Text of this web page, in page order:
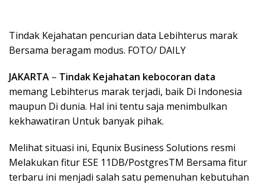
Tindak Kejahatan pencurian data Lebihterus marak
Bersama beragam modus. FOTO/ DAILY
JAKARTA – Tindak Kejahatan kebocoran data
memang Lebihterus marak terjadi, baik Di Indonesia
maupun Di dunia. Hal ini tentu saja menimbulkan
kekhawatiran Untuk banyak pihak.
Melihat situasi ini, Equnix Business Solutions resmi
Melakukan fitur ESE 11DB/PostgresTM Bersama fitur
terbaru ini menjadi salah satu pemenuhan kebutuhan